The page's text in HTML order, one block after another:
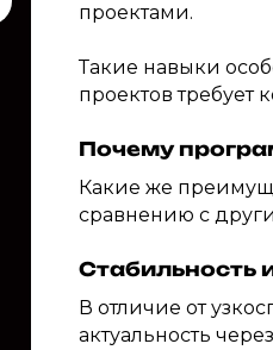
проектами.
Такие навыки
проектов требует
Почему
Какие же
сравнению с
Стабильность
В отличие от
актуальность